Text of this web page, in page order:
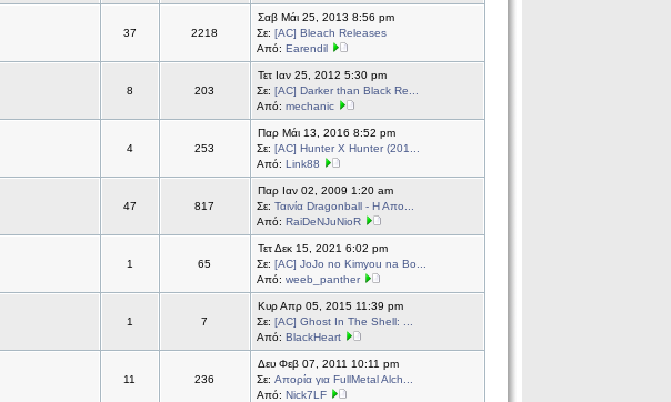
37 2218
Σαβ Μάι 25, 2013 8:56 pm
Σε: [AC] Bleach Releases
Από: Earendil
8 203
Τετ Ιαν 25, 2012 5:30 pm
Σε: [ΑC] Darker than Black Re...
Από: mechanic
4 253
Παρ Μάι 13, 2016 8:52 pm
Σε: [AC] Hunter X Hunter (201...
Από: Link88
47 817
Παρ Ιαν 02, 2009 1:20 am
Σε: Ταινία Dragonball - Η Απο...
Από: RaiDeNJuNioR
1 65
Τετ Δεκ 15, 2021 6:02 pm
Σε: [AC] JoJo no Kimyou na Bo...
Από: weeb_panther
1 7
Κυρ Απρ 05, 2015 11:39 pm
Σε: [AC] Ghost In The Shell: ...
Από: BlackHeart
11 236
Δευ Φεβ 07, 2011 10:11 pm
Σε: Απορία για FullMetal Alch...
Από: Nick7LF